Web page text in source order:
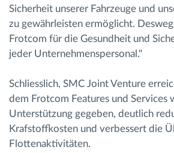
Sicherheit unserer Fahrzeuge und
zu gewährleisten ermöglicht.
Frotcom für die Gesundheit und
jeder Unternehmenspersonal."
Schliesslich, SMC Joint Venture
dem Frotcom Features und Services
Unterstützung gegeben, deutlich
Krafstoffkosten und verbessert die
Flottenaktivitäten.